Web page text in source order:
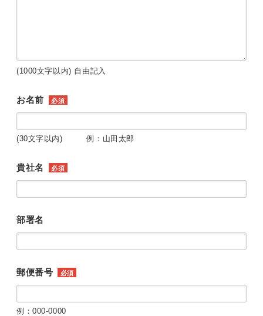
(1000文字以内) 自由記入
お名前 必須
(30文字以内) 例：山田太郎
貴社名 必須
部署名
郵便番号 必須
例：000-0000